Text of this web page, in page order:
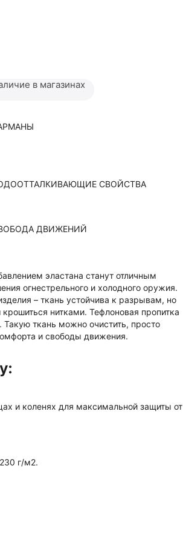
в магазинах
СВОЙСТВА
ДВИЖЕНИЙ
эластана станут отличным
огнестрельного и холодного оружия.
– ткань устойчива к разрывам, но
нитками. Тефлоновая пропитка
ткань можно очистить, просто
и свободы движения.
и коленях для максимальной защиты от
г/м2.